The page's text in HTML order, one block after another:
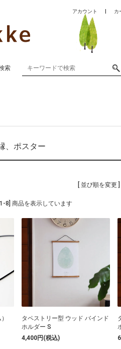
アカウント
カ
索
、ポスター
[ 並び順を変更 ]
8] 商品を表示しています
タペストリー型 ウッド バインド
ホルダー S
4,400円(税込)